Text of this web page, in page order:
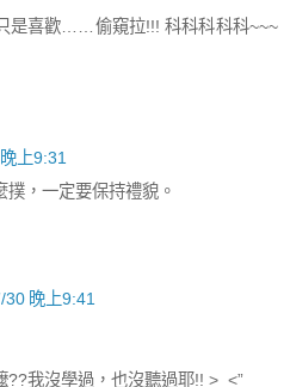
是喜歡……偷窺拉!!! 科科科科科~~~
上9:31
，一定要保持禮貌。
30 晚上9:41
??我沒學過，也沒聽過耶!! >_<”